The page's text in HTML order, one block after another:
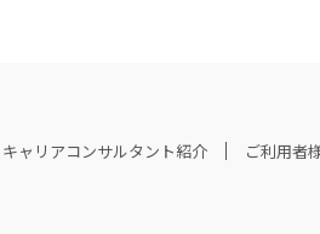
キャリアコンサルタント紹介 ご利用者